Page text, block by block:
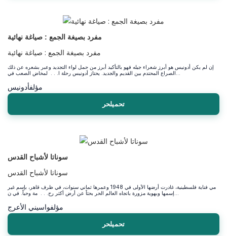
مفرد بصيغة الجمع : صياغة نهائية
مفرد بصيغة الجمع : صياغة نهائية
إن لم يكن أدونيس هو أبرز شعراء جيله فهو بالتأكيد أبرز من حمل لواء التجديد وعبر بشعره عن ذلك
مؤلفأدونيس
تحميلحر
سوناتا لأشباح القدس
سوناتا لأشباح القدس
مي فناية فلسطينية، غادرت أرضها الأولى في 1948 وعمرها ثماني سنوات، في ظرف قاهر، بإسم غير
مؤلفواسيني الأعرج
تحميلحر